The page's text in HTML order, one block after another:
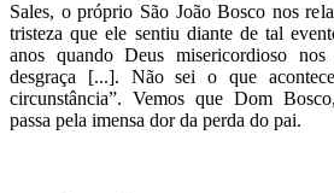
Sales, o próprio São João Bosco nos
tristeza que ele sentiu diante de tal
anos quando Deus misericordioso
desgraça [...]. Não sei o que
circunstância”. Vemos que Dom
passa pela imensa dor da perda do pai.